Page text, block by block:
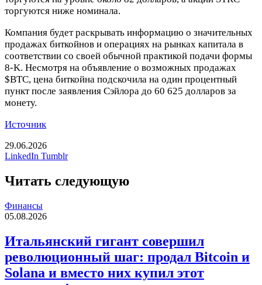
торгуются ниже номинала.
Компания будет раскрывать информацию о значительных
продажах биткойнов и операциях на рынках капитала в
соответствии со своей обычной практикой подачи формы
8-K. Несмотря на объявление о возможных продажах
$BTC, цена биткойна подскочила на один процентный
пункт после заявления Сэйлора до 60 625 долларов за
монету.
Источник
29.06.2026
LinkedIn TumblrPinterest
Reddit
Вконтакте
Одноклассники
Messenger
Messenger
Telegram
Line
Печатать
Читать следующую
Финансы
05.08.2026
Итальянский гигант совершил
революционный шаг: продал Bitcoin и
Solana и вместо них купил этот